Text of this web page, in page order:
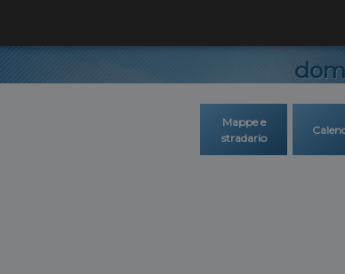
Mappe e
stradario